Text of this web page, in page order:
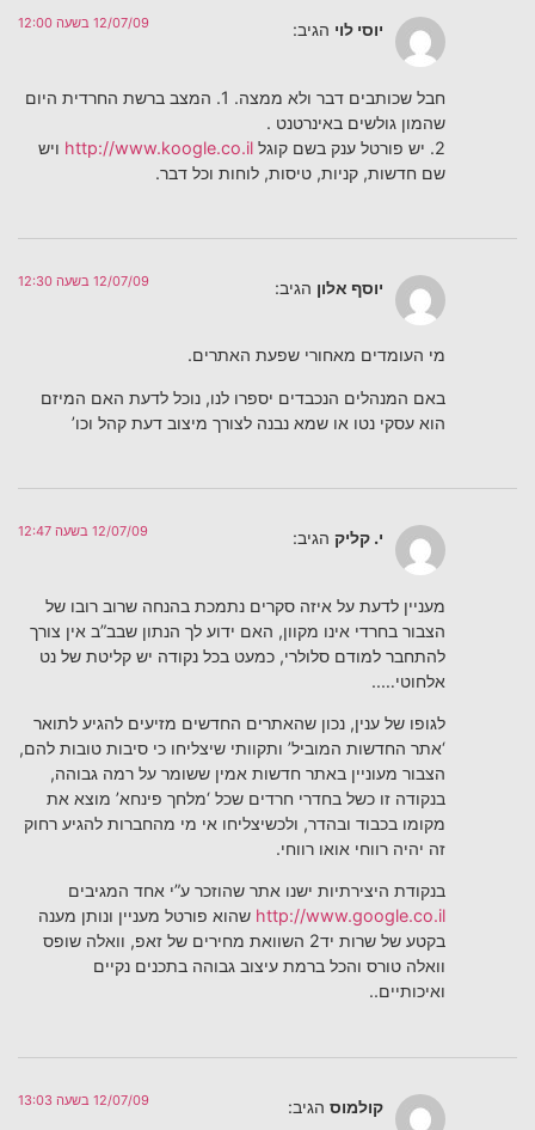
יוסי לוי הגיב: 12/07/09 בשעה 12:00
חבל שכותבים דבר ולא ממצה. 1. המצב ברשת החרדית היום
שהמון גולשים באינרטנט .
2. יש פורטל ענק בשם קוגל
http://www.koogle.co.il ויש
שם חדשות, קניות, טיסות, לוחות וכל דבר.
יוסף אלון הגיב: 12/07/09 בשעה 12:30
מי העומדים מאחורי שפעת האתרים.
באם המנהלים הנכבדים יספרו לנו, נוכל לדעת האם המיזם
הוא עסקי נטו או שמא נבנה לצורך מיצוב דעת קהל וכו’
י. קליק הגיב: 12/07/09 בשעה 12:47
מעניין לדעת על איזה סקרים נתמכת בהנחה שרוב רובו של
הצבור בחרדי אינו מקוון, האם ידוע לך הנתון שבב”ב אין צורך
להתחבר למודם סלולרי, כמעט בכל נקודה יש קליטת של נט
אלחוטי…..
לגופו של ענין, נכון שהאתרים החדשים מזיעים להגיע לתואר
‘אתר החדשות המוביל’ ותקוותי שיצליחו כי סיבות טובות להם,
הצבור מעוניין באתר חדשות אמין ששומר על רמה גבוהה,
בנקודה זו כשל בחדרי חרדים שכל ‘מלחך פינחא’ מוצא את
מקומו בכבוד ובהדר, ולכשיצליחו אי מי מהחברות להגיע רחוק
זה יהיה רווחי אואו רווחי.
בנקודת היצירתיות ישנו אתר שהוזכר ע”י אחד המגיבים
http://www.google.co.il שהוא פורטל מעניין ונותן מענה
בקטע של שרות יד2 השוואת מחירים של זאפ, וואלה שופס
וואלה טורס והכל ברמת עיצוב גבוהה בתכנים נקיים
ואיכותיים..
קולמוס הגיב: 12/07/09 בשעה 13:03